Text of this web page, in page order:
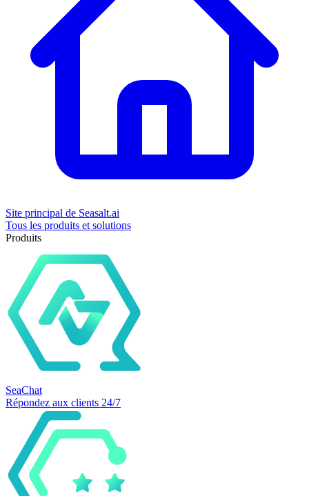
Site principal de Seasalt.ai
Tous les produits et solutions
Produits
SeaChat
Répondez aux clients 24/7